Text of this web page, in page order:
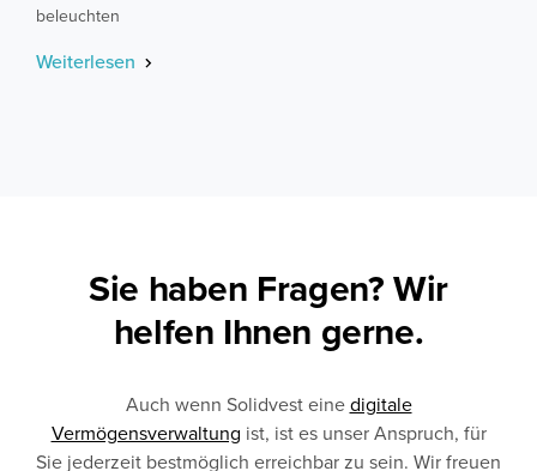
beleuchten
Weiterlesen
Sie haben Fragen? Wir
helfen Ihnen gerne.
Auch wenn Solidvest eine digitale
Vermögensverwaltung ist, ist es unser Anspruch, für
Sie jederzeit bestmöglich erreichbar zu sein. Wir freuen